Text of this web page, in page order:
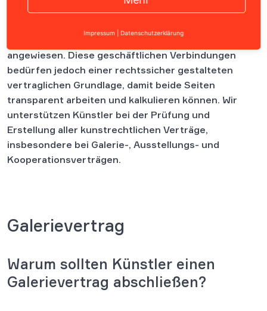
aber häufig auf Galeristen oder Kooperationspartner
angewiesen. Diese geschäftlichen Verbindungen
bedürfen jedoch einer rechtssicher gestalteten
vertraglichen Grundlage, damit beide Seiten
transparent arbeiten und kalkulieren können. Wir
unterstützen Künstler bei der Prüfung und
Erstellung aller kunstrechtlichen Verträge,
insbesondere bei Galerie-, Ausstellungs- und
Kooperationsverträgen.
Galerievertrag
Warum sollten Künstler einen
Galerievertrag abschließen?
Impressum Datenschutzerklärung